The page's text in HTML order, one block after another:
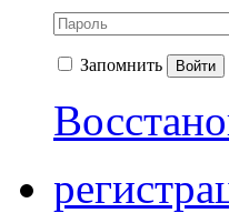
Запомнить Войти